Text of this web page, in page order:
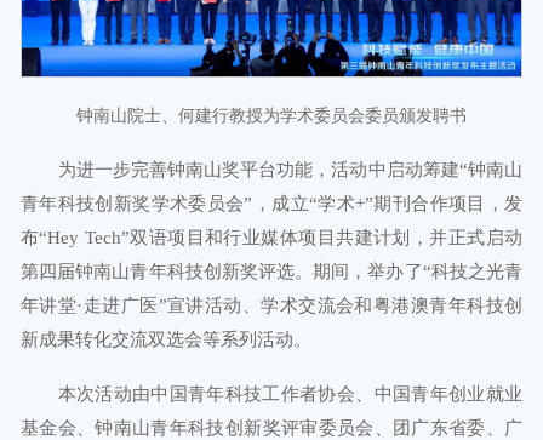
钟南山院士、何建行教授为学术委员会委员颁发聘书
为进一步完善钟南山奖平台功能，活动中启动筹建“钟南山
青年科技创新奖学术委员会”，成立“学术+”期刊合作项目，发
布“Hey Tech”双语项目和行业媒体项目共建计划，并正式启动
第四届钟南山青年科技创新奖评选。期间，举办了“科技之光青
年讲堂·走进广医”宣讲活动、学术交流会和粤港澳青年科技创
新成果转化交流双选会等系列活动。
本次活动由中国青年科技工作者协会、中国青年创业就业
基金会、钟南山青年科技创新奖评审委员会、团广东省委、广